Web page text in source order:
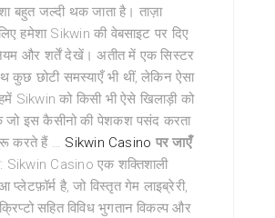
बहुत जल्दी थक जाता है। ताज़ा
हमेशा Sikwin की वेबसाइट पर दिए
और शर्तें देखें। अतीत में एक सिस्टर
कुछ छोटी समस्याएँ भी थीं, लेकिन ऐसा
Sikwin को किसी भी ऐसे खिलाड़ी को
जो इस कैसीनो की पेशकश पसंद करता
करते हैं … Sikwin Casino पर जाएँ
Sikwin Casino एक शक्तिशाली
है, जो विस्तृत गेम लाइब्रेरी,
सहित विविध भुगतान विकल्प और